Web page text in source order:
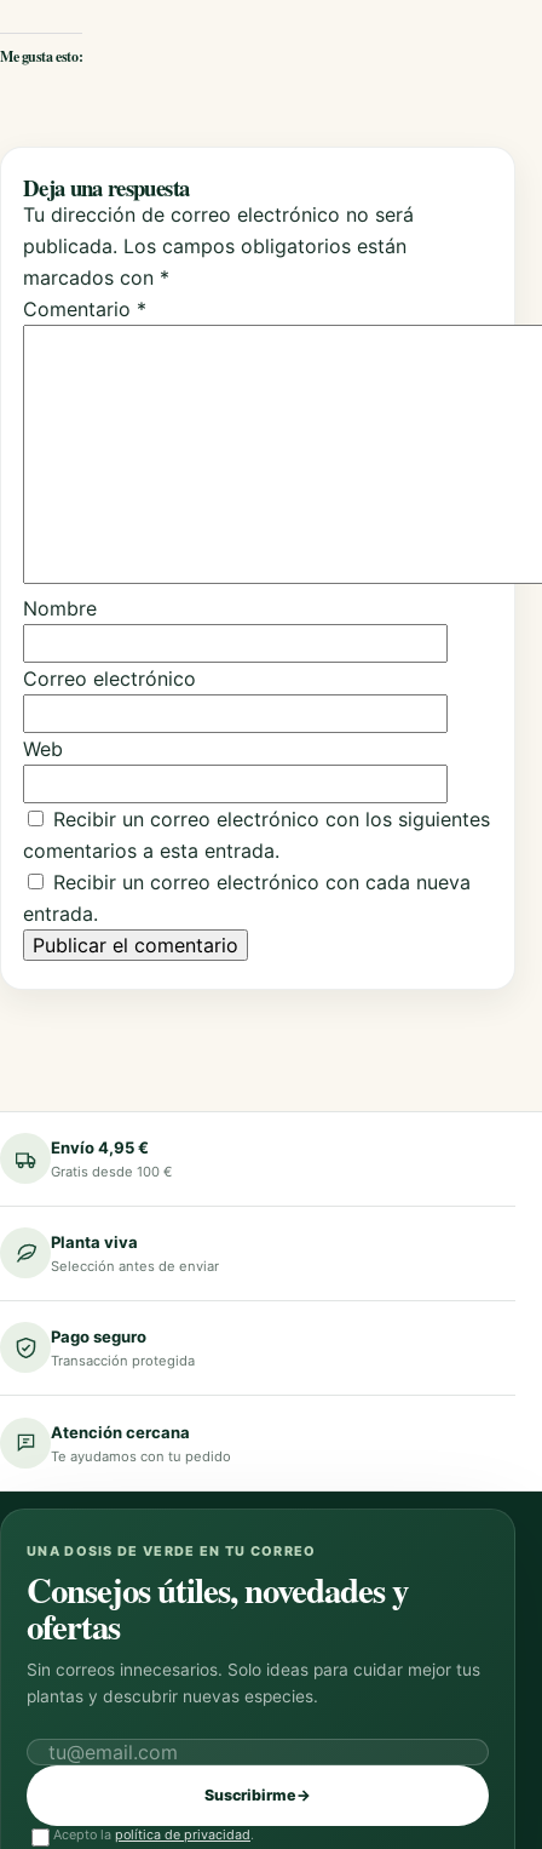
Me gusta esto:
Deja una respuesta
Tu dirección de correo electrónico no será
publicada. Los campos obligatorios están
marcados con *
Comentario *
Nombre
Correo electrónico
Web
Recibir un correo electrónico con los siguientes
comentarios a esta entrada.
Recibir un correo electrónico con cada nueva
entrada.
Envío 4,95 €
Gratis desde 100 €
Planta viva
Selección antes de enviar
Pago seguro
Transacción protegida
Atención cercana
Te ayudamos con tu pedido
UNA DOSIS DE VERDE EN TU CORREO
Consejos útiles, novedades y
ofertas
Sin correos innecesarios. Solo ideas para cuidar mejor tus
plantas y descubrir nuevas especies.
Correo electrónico
Suscribirme→
Acepto la política de privacidad.